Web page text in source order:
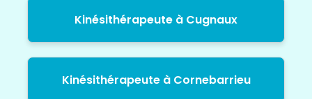
Kinésithérapeute à Cugnaux
Kinésithérapeute à Cornebarrieu